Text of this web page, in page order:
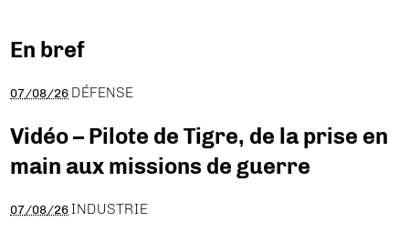
En bref
07/08/26 DÉFENSE
Vidéo – Pilote de Tigre, de la prise en
main aux missions de guerre
07/08/26 INDUSTRIE